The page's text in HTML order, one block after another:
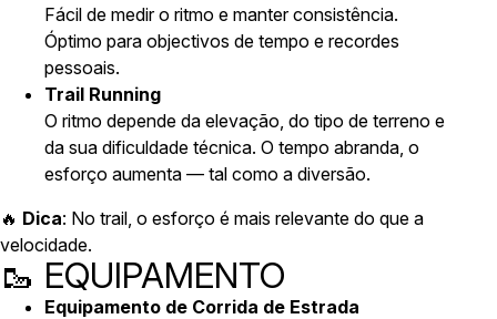
Fácil de medir o ritmo e manter consistência.
Óptimo para objectivos de tempo e recordes
pessoais.
Trail Running
O ritmo depende da elevação, do tipo de terreno e
da sua dificuldade técnica. O tempo abranda, o
esforço aumenta — tal como a diversão.
🔥 Dica: No trail, o esforço é mais relevante do que a
velocidade.
🥾 EQUIPAMENTO
Equipamento de Corrida de Estrada